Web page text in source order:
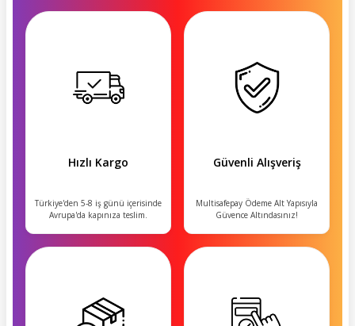
Hızlı Kargo
Türkiye'den 5-8 iş günü içerisinde
Avrupa'da kapınıza teslim.
Güvenli Alışveriş
Multisafepay Ödeme Alt Yapısıyla
Güvence Altındasınız!